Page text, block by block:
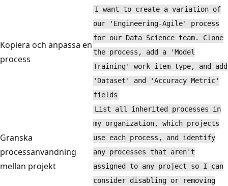
Kopiera och anpassa en
process
I want to create a variation of
our 'Engineering-Agile' process
for our Data Science team. Clone
the process, add a 'Model
Training' work item type, and add
'Dataset' and 'Accuracy Metric'
fields
Granska
processanvändning
mellan projekt
List all inherited processes in
my organization, which projects
use each process, and identify
any processes that aren't
assigned to any project so I can
consider disabling or removing